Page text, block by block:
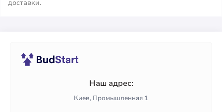
доставки.
Наш адрес:
Киев, Промышленная 1